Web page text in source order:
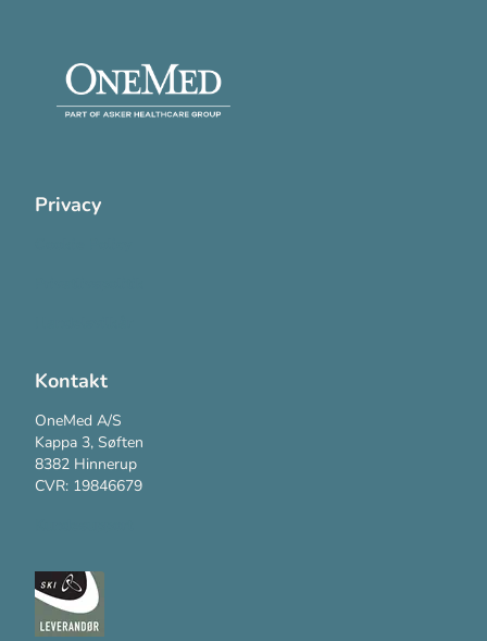
Privacy
Kontakt
OneMed A/S
Kappa 3, Søften
8382 Hinnerup
CVR: 19846679